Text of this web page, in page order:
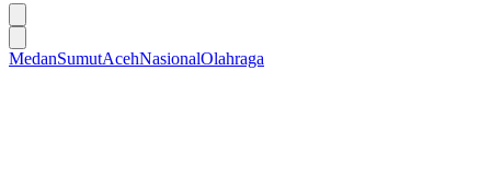
MedanSumutAcehNasionalOlahraga